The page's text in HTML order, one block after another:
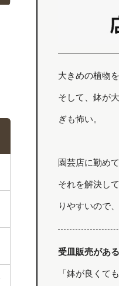
大きめの植物
そして、鉢が
ぎも怖い。
園芸店に勤め
それを解決し
りやすいので
受皿販売があ
「鉢が良くて